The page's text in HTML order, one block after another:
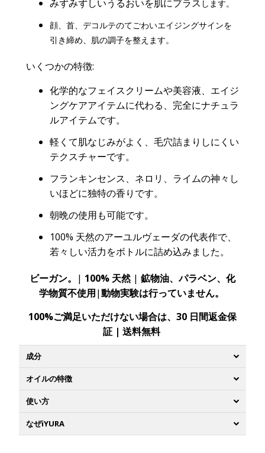
みずみずしいうるおいを肌にプラス します。
顔、首、デコルテのてごわいエイジングサインを
引き締め、肌の調子を整えます。
いくつかの特徴:
化学的なフェイスクリームや美容液、エイジ
ングケアアイテムに代わる、完全にナチュラ
ルアイテムです。
軽くて肌なじみがよく、毛穴詰まりしにくい
テクスチャーです。
フランキンセンス、ネロリ、ライムの神々し
いほどに独特の香り です。
朝晩の使用も可能です。
100% 天然のアーユルヴェーダの代表作で、
若々しい活力をボトルに詰め込みました。
ビーガン。 | 100% 天然| 鉱物油、パラベン、化
学物質不使用|動物実験は行っていません。
100%ご満足いただけない場合は、 30 日間返金保
証| 送料無料
成分
オイルの特徴
使い方
なぜiYURA